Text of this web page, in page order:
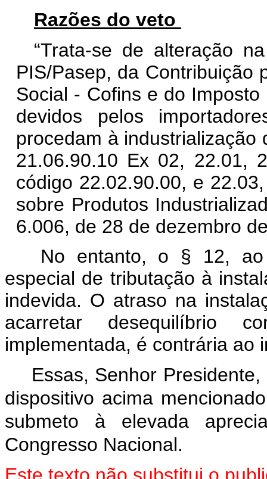
Razões do veto
“Trata-se de alteração
PIS/Pasep, da Contribuição
Social - Cofins e do
devidos pelos
procedam à industrialização
21.06.90.10 Ex 02, 22.01,
código 22.02.90.00, e
sobre Produtos
6.006, de 28 de dezembro
No entanto, o § 12, ao
especial de tributação à
indevida. O atraso na
acarretar desequilíbrio
implementada, é contrária ao
Essas, Senhor
dispositivo acima
submeto à elevada
Congresso Nacional.
Este texto não substitui o